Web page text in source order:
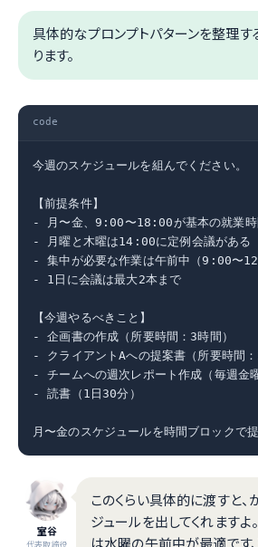
具体的なプロンプトパターンを整理す
ります。
code
今週のスケジュールを組んでください。
【前提条件】
- 月〜金、9:00〜18:00が基本の就業時
- 月曜と木曜は14:00に定例会議がある
- 集中が必要な作業は午前中（9:00〜
- 1日に会議は最大2本まで
【今週やるべきこと】
- 企画書の作成（所要時間：3時間）
- クライアントAへの提案書（所要時間：
- チームへの週次レポート作成（毎週金
- 読書（1日30分）
月〜金のスケジュールを時間ブロックで
室谷
代表取締役
このくらい具体的に渡すと
ジュールを出してくれますよ
は水曜の午前中が最適です